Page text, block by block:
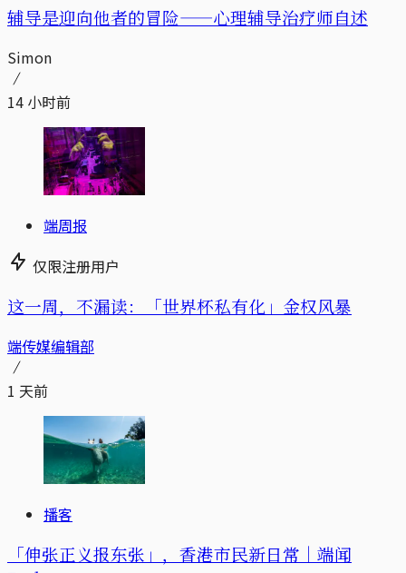
辅导是迎向他者的冒险——心理辅导治疗师自述
Simon
14 小时前
端周报
仅限注册用户
这一周，不漏读：「世界杯私有化」金权风暴
端传媒编辑部
1 天前
播客
「伸张正义报东张」，香港市民新日常｜端闻